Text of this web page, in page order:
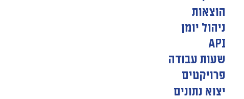
הוצאות
ניהול יומן
API
שעות עבודה
פרויקטים
יצוא נתונים